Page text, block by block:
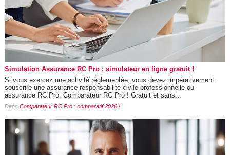
Simulation Assurance RC Pro : simulateur en ligne gratuit !
Si vous exercez une activité réglementée, vous devez impérativement
souscrire une assurance responsabilité civile professionnelle ou
assurance RC Pro. Comparateur RC Pro ! Gratuit et sans...
Dans Comparateur RC Pro : comparatif 2026 !